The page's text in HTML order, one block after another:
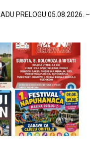
PRELOGU 05.08.2026. –